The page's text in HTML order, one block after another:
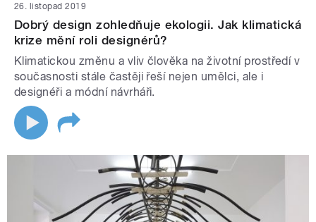
26. listopad 2019
Dobrý design zohledňuje ekologii. Jak klimatická
krize mění roli designérů?
Klimatickou změnu a vliv člověka na životní prostředí v
současnosti stále častěji řeší nejen umělci, ale i
designéři a módní návrháři.